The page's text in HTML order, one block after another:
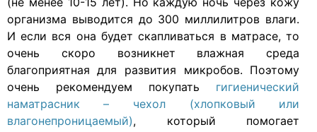
организма выводится до 300 миллилитров влаги.
И если вся она будет скапливаться в матрасе, то
очень скоро возникнет влажная среда
благоприятная для развития микробов. Поэтому
очень рекомендуем покупать гигиенический
наматрасник – чехол (хлопковый или
влагонепроницаемый), который помогает